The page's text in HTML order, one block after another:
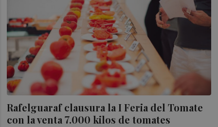
Rafelguaraf clausura la I Feria del Tomate
con la venta 7.000 kilos de tomates